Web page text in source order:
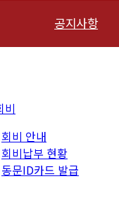
공지사항
비
회비 안내
회비납부 현황
동문ID카드 발급